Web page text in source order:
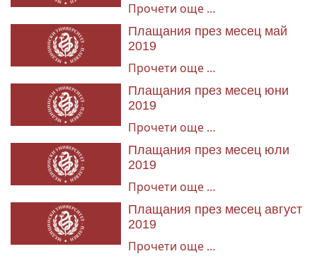
Прочети още …
Плащания през месец май
2019
Прочети още …
Плащания през месец юни
2019
Прочети още …
Плащания през месец юли
2019
Прочети още …
Плащания през месец август
2019
Прочети още …